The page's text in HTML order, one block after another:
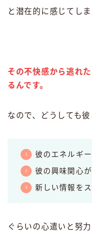
と潜在的に感じてしま
その不快感から逃れ
るんです。
なので、どうしても
彼のエネルギ
彼の興味関心
新しい情報を
ぐらいの心遣いと努力